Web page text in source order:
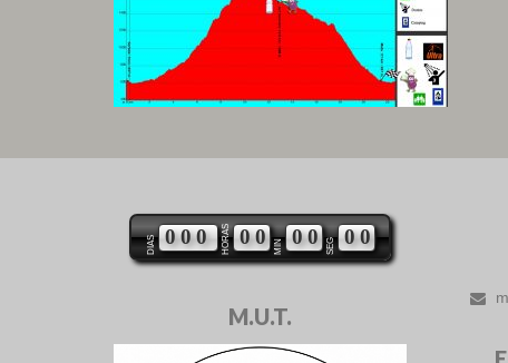
DIAS 000 HORAS 00 MIN 00 SEG 00
M.U.T.